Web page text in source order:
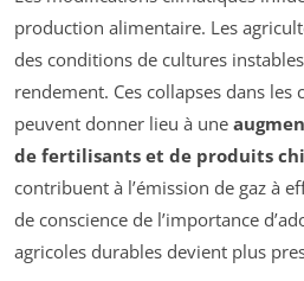
production alimentaire. Les
des conditions de cultures
rendement. Ces collapses dans les
peuvent donner lieu à une
de fertilisants et de produits
contribuent à l’émission de gaz à
de conscience de l’importance
agricoles durables devient plus